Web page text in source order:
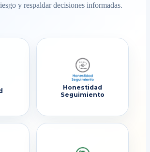
y respaldar decisiones informadas.
Honestidad
Seguimiento